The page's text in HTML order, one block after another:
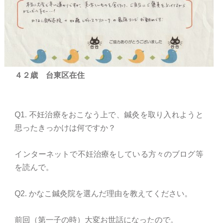
４２歳 台東区在住
Q1. 不妊治療をおこなう上で、鍼灸を取り入れようと
思ったきっかけは何ですか？
インターネットで不妊治療をしている方々のブログ等
を読んで。
Q2. かなこ鍼灸院を選んだ理由を教えてください。
前回（第一子の時）大変お世話になったので。